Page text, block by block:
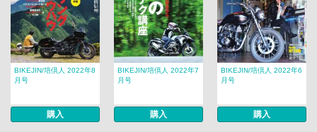
BIKEJIN/培倶人 2022年8
月号
購入
BIKEJIN/培倶人 2022年7
月号
購入
BIKEJIN/培倶人 2022年6
月号
購入